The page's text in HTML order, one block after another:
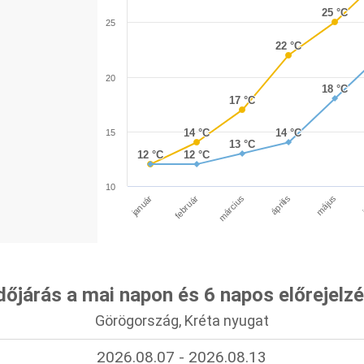
12 °C
12 °C
14 °C
14 °C
17 °C
17 °C
22 °C
22 °C
25 °C
25 °C
12 °C
12 °C
13 °C
13 °C
14 °C
14 °C
18 °C
18 °C
január február március április május
10
15
20
25
a mai napon és 6 napos
Görögország, Kréta nyugat
2026.08.07 - 2026.08.13